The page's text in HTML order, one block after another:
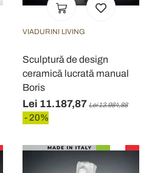
VIADURINI LIVING
Sculptură de design
ceramică lucrată manual
Boris
Lei 11.187,87 Lei 13.984,88
- 20%